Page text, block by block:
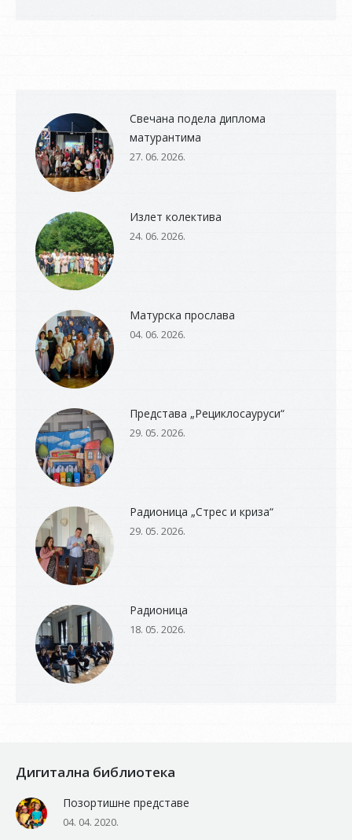
Свечана подела диплома
матурантима
27. 06. 2026.
Излет колектива
24. 06. 2026.
Матурска прослава
04. 06. 2026.
Представа „Рециклосауруси“
29. 05. 2026.
Радионица „Стрес и криза“
29. 05. 2026.
Радионица
18. 05. 2026.
Дигитална библиотека
Позортишне представе
04. 04. 2020.